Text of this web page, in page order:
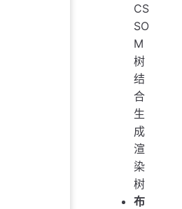
CS
SO
M
树
结
合
生
成
渲
染
树
布